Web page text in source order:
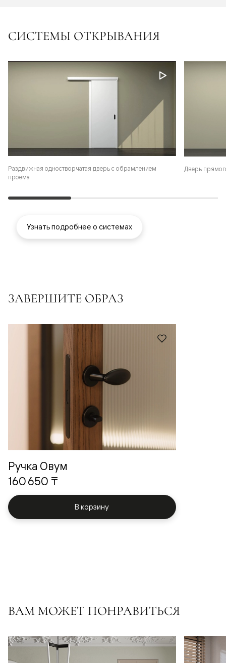
СИСТЕМЫ ОТКРЫВАНИЯ
Раздвижная одностворчатая дверь с обрамлением
проёма
Дверь
Узнать подробнее о системах
ЗАВЕРШИТЕ ОБРАЗ
Ручка Овум
160 650 ₸
В корзину
ВАМ МОЖЕТ ПОНРАВИТЬСЯ